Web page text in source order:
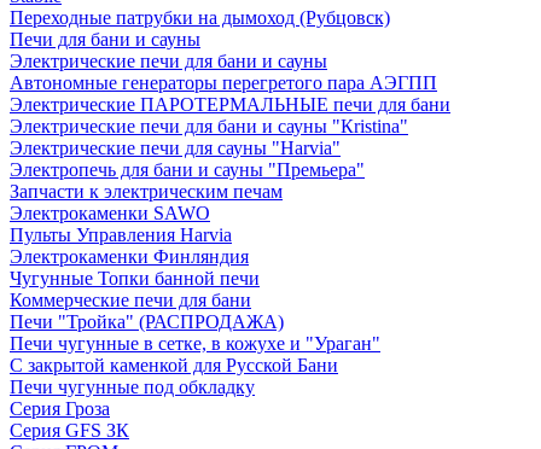
Переходные патрубки на дымоход (Рубцовск)
Печи для бани и сауны
Электрические печи для бани и сауны
Автономные генераторы перегретого пара АЭГПП
Электрические ПАРОТЕРМАЛЬНЫЕ печи для бани
Электрические печи для бани и сауны "Кristina"
Электрические печи для сауны "Harvia"
Электропечь для бани и сауны "Премьера"
Запчасти к электрическим печам
Электрокаменки SAWO
Пульты Управления Harvia
Электрокаменки Финляндия
Чугунные Топки банной печи
Коммерческие печи для бани
Печи "Тройка" (РАСПРОДАЖА)
Печи чугунные в сетке, в кожухе и "Ураган"
С закрытой каменкой для Русской Бани
Печи чугунные под обкладку
Серия Гроза
Серия GFS ЗК